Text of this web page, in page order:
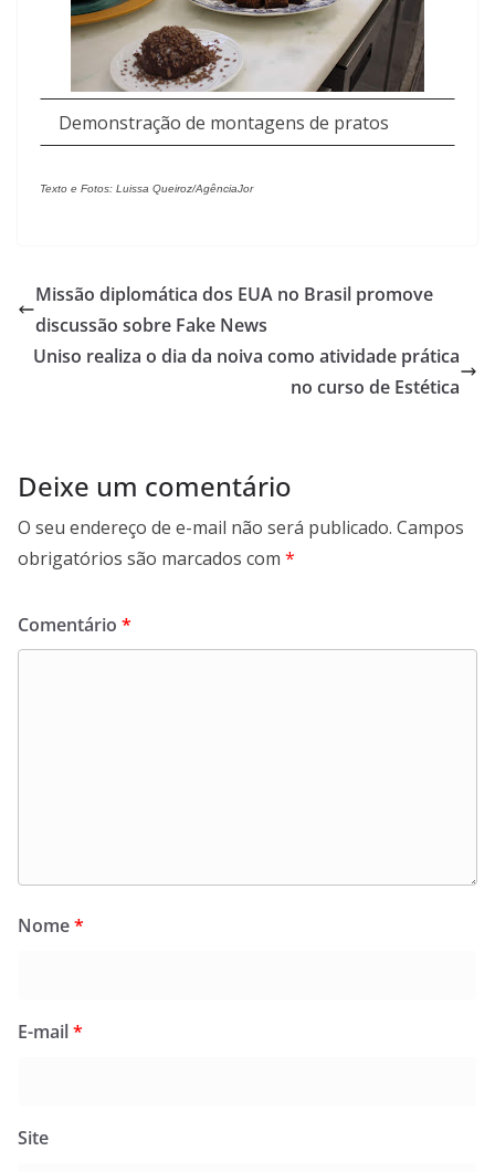
Demonstração de montagens de pratos
Texto e Fotos: Luissa Queiroz/AgênciaJor
Missão diplomática dos EUA no Brasil promove
discussão sobre Fake News
Uniso realiza o dia da noiva como atividade prática
no curso de Estética
Deixe um comentário
O seu endereço de e-mail não será publicado. Campos
obrigatórios são marcados com *
Comentário *
Nome*
E-mail*
Site